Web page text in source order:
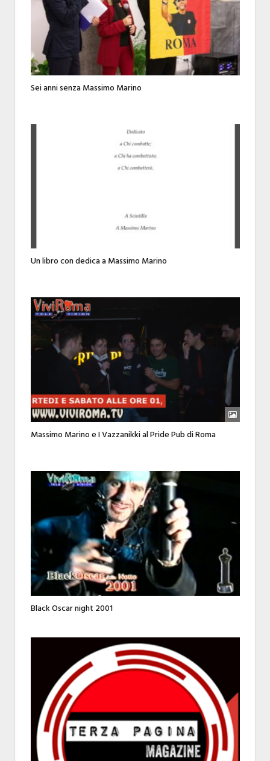
Sei anni senza Massimo Marino
Un libro con dedica a Massimo Marino
Massimo Marino e I Vazzanikki al Pride Pub di Roma
Black Oscar night 2001